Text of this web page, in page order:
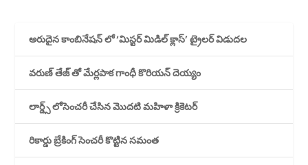
అరుదైన కాంబినేషన్ లో ‘మిస్టర్ మిడిల్ క్లాస్’ ట్రైలర్ విడుదల
వరుణ్ తేజ్ తో మేర్లపాక గాంధీ కొరియన్ దెయ్యం
లార్డ్స్ లోసెంచరీ చేసిన మొదటి మహిళా క్రికెటర్
రికార్డు బ్రేకింగ్ సెంచరీ కొట్టిన సమంత